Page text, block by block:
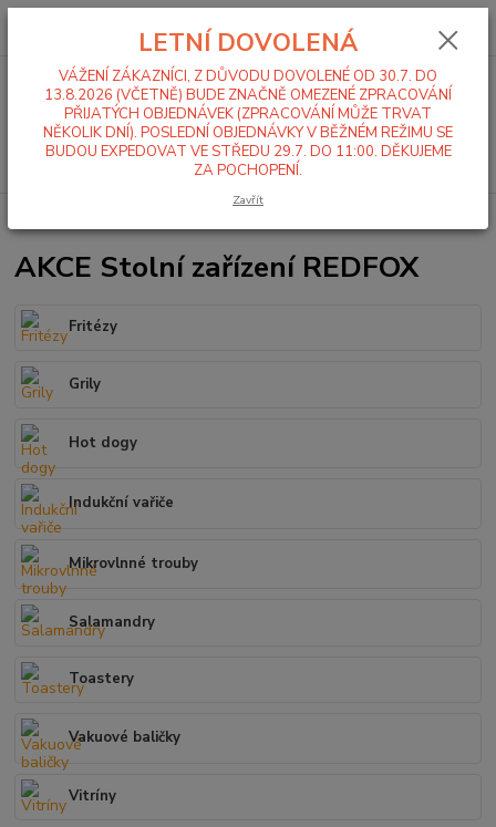
Menu
Hledat
0,00 Kč
AKCE Stolní zařízení REDFOX
Fritézy
Grily
Hot dogy
Indukční vařiče
Mikrovlnné trouby
Salamandry
Toastery
Vakuové baličky
Vitríny
LETNÍ DOVOLENÁ
VÁŽENÍ ZÁKAZNÍCI, Z DŮVODU DOVOLENÉ OD 30.7. DO
13.8.2026 (VČETNĚ) BUDE ZNAČNĚ OMEZENÉ ZPRACOVÁNÍ
PŘIJATÝCH OBJEDNÁVEK (ZPRACOVÁNÍ MŮŽE TRVAT
NĚKOLIK DNÍ). POSLEDNÍ OBJEDNÁVKY V BĚŽNÉM REŽIMU SE
BUDOU EXPEDOVAT VE STŘEDU 29.7. DO 11:00. DĚKUJEME
ZA POCHOPENÍ.
Zavřít